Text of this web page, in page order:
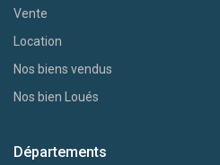
Vente
Location
Nos biens vendus
Nos bien Loués
Départements